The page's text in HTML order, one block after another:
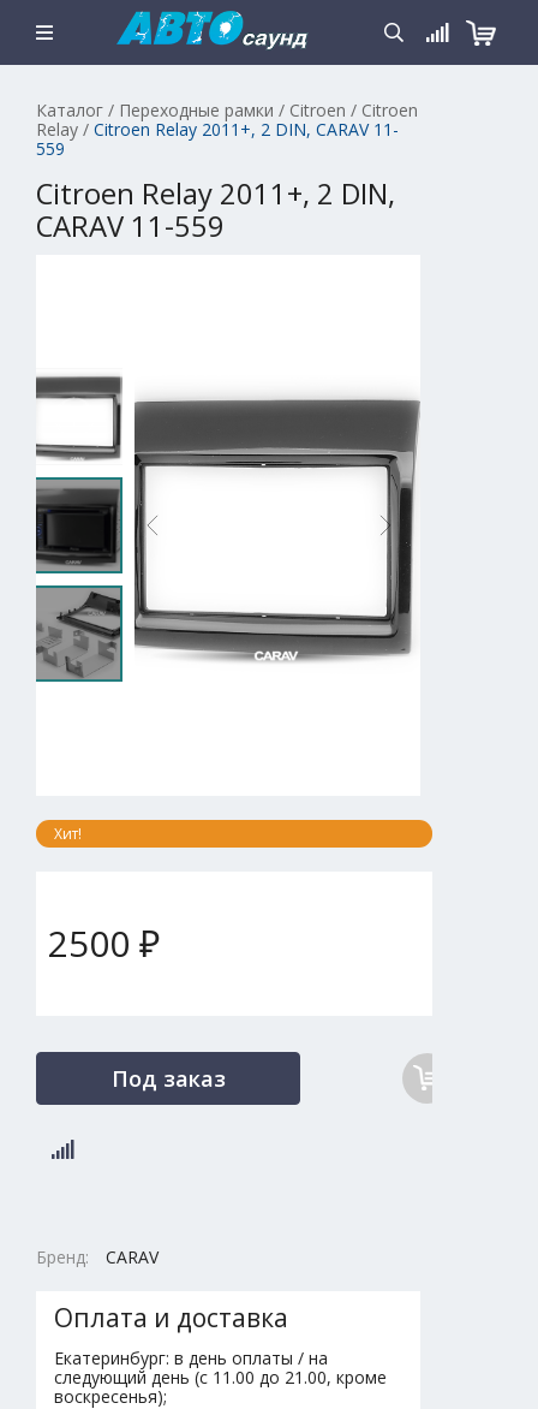
Каталог / Переходные рамки / Citroen / Citroen
Relay / Citroen Relay 2011+, 2 DIN, CARAV 11-
559
Citroen Relay 2011+, 2 DIN,
CARAV 11-559
Хит!
2500 ₽
Под заказ
Бренд: CARAV
Оплата и доставка
Екатеринбург: в день оплаты / на
следующий день (с 11.00 до 21.00, кроме
воскресенья);